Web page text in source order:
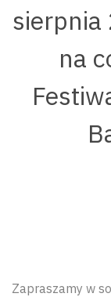
sierpnia
na
Zapraszamy w